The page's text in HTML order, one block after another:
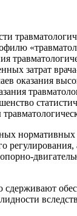
затрат
оказания